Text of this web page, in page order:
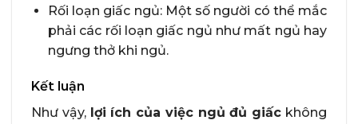
Rối loạn giấc ngủ: Một số người có thể mắc
phải các rối loạn giấc ngủ như mất ngủ hay
ngưng thở khi ngủ.
Kết luận
Như vậy, lợi ích của việc ngủ đủ giấc không